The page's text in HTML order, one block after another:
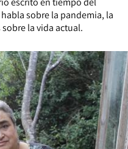
sobre la pandemia, la
la vida actual.